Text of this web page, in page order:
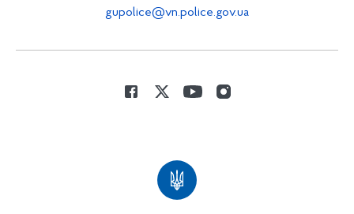
gupolice@vn.police.gov.ua